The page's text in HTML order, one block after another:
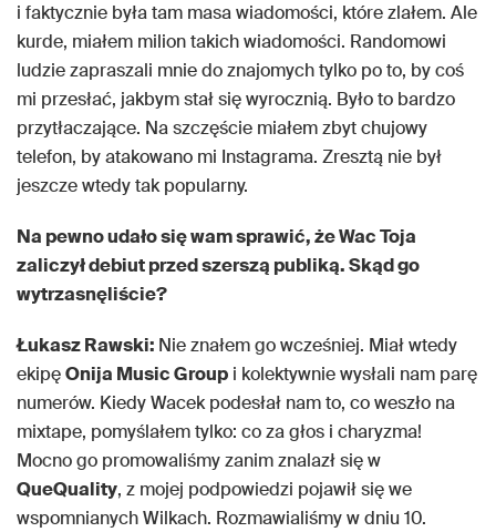
i faktycznie była tam masa wiadomości, które zlałem. Ale
kurde, miałem milion takich wiadomości. Randomowi
ludzie zapraszali mnie do znajomych tylko po to, by coś
mi przesłać, jakbym stał się wyrocznią. Było to bardzo
przytłaczające. Na szczęście miałem zbyt chujowy
telefon, by atakowano mi Instagrama. Zresztą nie był
jeszcze wtedy tak popularny.
Na pewno udało się wam sprawić, że Wac Toja
zaliczył debiut przed szerszą publiką. Skąd go
wytrzasnęliście?
Łukasz Rawski: Nie znałem go wcześniej. Miał wtedy
ekipęOnija Music Group i kolektywnie wysłali nam parę
numerów. Kiedy Wacek podesłał nam to, co weszło na
mixtape, pomyślałem tylko: co za głos i charyzma!
Mocno go promowaliśmy zanim znalazł się w
QueQuality, z mojej podpowiedzi pojawił się we
wspomnianych Wilkach. Rozmawialiśmy w dniu 10.